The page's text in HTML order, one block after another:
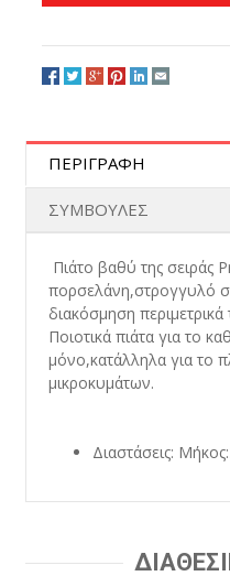
ΠΕΡΙΓΡΑΦΗ
ΣΥΜΒΟΥΛΕΣ
Πιάτο βαθύ της σειράς
πορσελάνη,στρογγυλό
διακόσμηση
Ποιοτικά πιάτα για το
μόνο,κατάλληλα για το
μικροκυμάτων.
Διαστάσεις: